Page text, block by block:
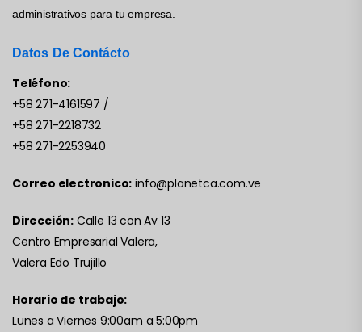
administrativos para tu empresa.
Datos De Contácto
Teléfono:
+58 271-4161597 /
+58 271-2218732
+58 271-2253940
Correo electronico: info@planetca.com.ve
Dirección: Calle 13 con Av 13
Centro Empresarial Valera,
Valera Edo Trujillo
Horario de trabajo:
Lunes a Viernes 9:00am a 5:00pm